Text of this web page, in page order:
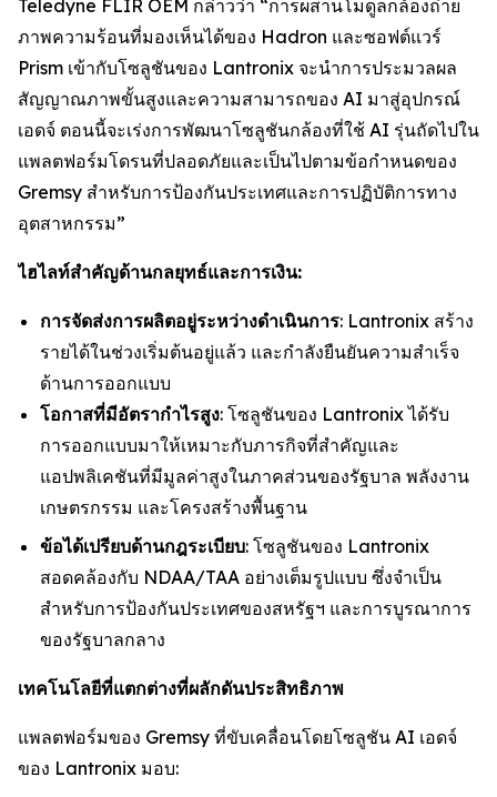
Teledyne FLIR OEM กล่าวว่า “การผสานโมดูลกล้องถ่าย
ภาพความร้อนที่มองเห็นได้ของ Hadron และซอฟต์แวร์
Prism เข้ากับโซลูชันของ Lantronix จะนำการประมวลผล
สัญญาณภาพขั้นสูงและความสามารถของ AI มาสู่อุปกรณ์
เอดจ์ ตอนนี้จะเร่งการพัฒนาโซลูชันกล้องที่ใช้ AI รุ่นถัดไปใน
แพลตฟอร์มโดรนที่ปลอดภัยและเป็นไปตามข้อกำหนดของ
Gremsy สำหรับการป้องกันประเทศและการปฏิบัติการทาง
อุตสาหกรรม”
ไฮไลท์สำคัญด้านกลยุทธ์และการเงิน:
การจัดส่งการผลิตอยู่ระหว่างดำเนินการ: Lantronix สร้าง
รายได้ในช่วงเริ่มต้นอยู่แล้ว และกำลังยืนยันความสำเร็จ
ด้านการออกแบบ
โอกาสที่มีอัตรากำไรสูง: โซลูชันของ Lantronix ได้รับ
การออกแบบมาให้เหมาะกับภารกิจที่สำคัญและ
แอปพลิเคชันที่มีมูลค่าสูงในภาคส่วนของรัฐบาล พลังงาน
เกษตรกรรม และโครงสร้างพื้นฐาน
ข้อได้เปรียบด้านกฎระเบียบ: โซลูชันของ Lantronix
สอดคล้องกับ NDAA/TAA อย่างเต็มรูปแบบ ซึ่งจำเป็น
สำหรับการป้องกันประเทศของสหรัฐฯ และการบูรณาการ
ของรัฐบาลกลาง
เทคโนโลยีที่แตกต่างที่ผลักดันประสิทธิภาพ
แพลตฟอร์มของ Gremsy ที่ขับเคลื่อนโดยโซลูชัน AI เอดจ์
ของ Lantronix มอบ: